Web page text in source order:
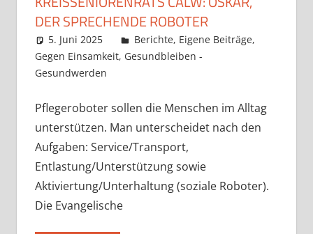
DER SPRECHENDE ROBOTER
5. Juni 2025 Claudia Ollenhauer
Berichte, Eigene Beiträge,
Gegen Einsamkeit, Gesundbleiben -
Gesundwerden
Pflegeroboter sollen die Menschen im Alltag
unterstützen. Man unterscheidet nach den
Aufgaben: Service/Transport,
Entlastung/Unterstützung sowie
Aktiviertung/Unterhaltung (soziale Roboter).
Die Evangelische